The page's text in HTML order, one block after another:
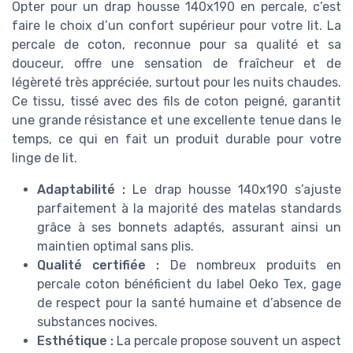
Opter pour un drap housse 140x190 en percale, c’est
faire le choix d’un confort supérieur pour votre lit. La
percale de coton, reconnue pour sa qualité et sa
douceur, offre une sensation de fraîcheur et de
légèreté très appréciée, surtout pour les nuits chaudes.
Ce tissu, tissé avec des fils de coton peigné, garantit
une grande résistance et une excellente tenue dans le
temps, ce qui en fait un produit durable pour votre
linge de lit.
Adaptabilité : Le drap housse 140x190 s’ajuste
parfaitement à la majorité des matelas standards
grâce à ses bonnets adaptés, assurant ainsi un
maintien optimal sans plis.
Qualité certifiée : De nombreux produits en
percale coton bénéficient du label Oeko Tex, gage
de respect pour la santé humaine et d’absence de
substances nocives.
Esthétique : La percale propose souvent un aspect